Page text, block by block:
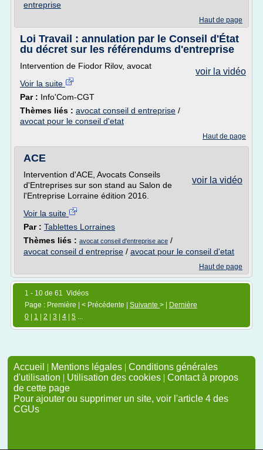
entreprise
Haut de page
Loi Travail : annulation par le Conseil d'État
du décret sur les référendums d'entreprise
voir la vidéo
Intervention de Fiodor Rilov, avocat
Voir la suite
Par : Info'Com-CGT
Thèmes liés : avocat conseil d entreprise /
avocat pour le conseil d'etat
Haut de page
ACE
voir la vidéo
Intervention d'ACE, Avocats Conseils
d'Entreprises sur son stand au Salon de
l'Entreprise Lorraine édition 2016.
Voir la suite
Par : Tablettes Lorraines
Thèmes liés : avocat conseil d'entreprise ace /
avocat conseil d entreprise / avocat pour le conseil d'etat
Haut de page
1 - 10 de 61 Vidéos
Page : Première | < Précédente | Suivante > |
Dernière
0
1 2 3 4 5 ...
Accueil | Mentions légales | Conditions générales
d'utilisation | Utilisation des cookies | Contact à propos
de cette page
Pour ajouter ou supprimer un site, voir l'article 4 des
CGUs